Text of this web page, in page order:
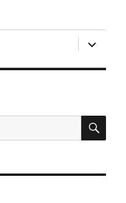
laienda